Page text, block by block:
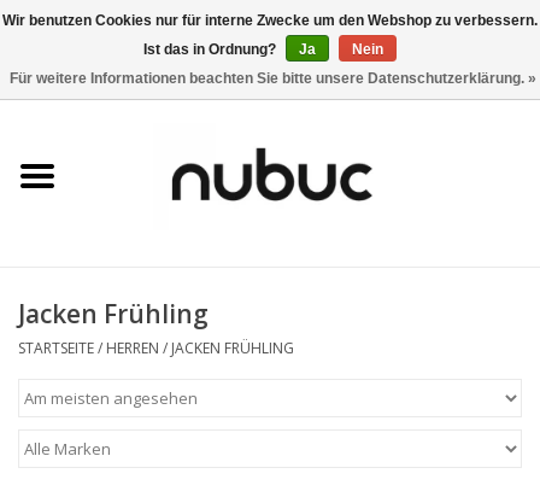
0 Artikel - CHF 0,00
Damen
Accessoires
Home
Stores
Jacken Frühling
STARTSEITE/ HERREN / JACKEN FRÜHLING
Wir benutzen Cookies nur für interne Zwecke um den Webshop zu verbessern.
Ist das in Ordnung?
Ja
Nein
Für weitere Informationen beachten Sie bitte unsere Datenschutzerklärung. »